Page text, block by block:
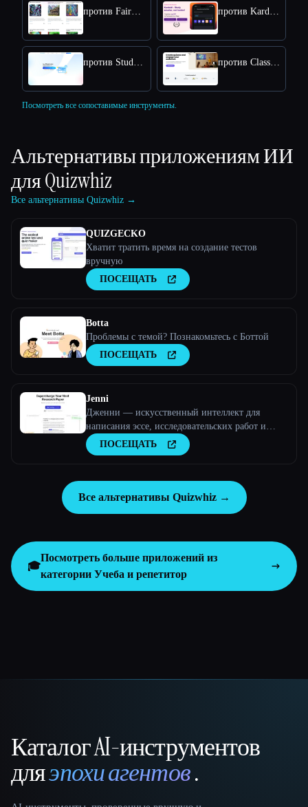
Посмотреть все сопоставимые инструменты.
Альтернативы приложениям ИИ
дляQuizwhiz
Все альтернативы Quizwhiz →
QUIZGECKO
Хватит тратить время на создание тестов
вручную
ПОСЕЩАТЬ
Botta
Проблемы с темой? Познакомьтесь с Боттой
ПОСЕЩАТЬ
Jenni
Дженни — искусственный интеллект для
написания эссе, исследовательских работ и
многого другого!
ПОСЕЩАТЬ
Все альтернативы Quizwhiz →
🎓
Посмотреть больше приложений из
категории Учеба и репетитор
That AI Collection
Каталог AI-инструментов
дляэпохи агентов.